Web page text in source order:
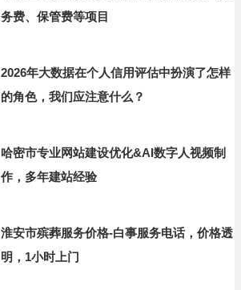
务费、保管费等项目
2026年大数据在个人信用评估中扮演了怎样
的角色，我们应注意什么？
哈密市专业网站建设优化&AI数字人视频制
作，多年建站经验
淮安市殡葬服务价格-白事服务电话，价格透
明，1小时上门